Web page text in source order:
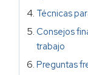
Técnicas
Consejos
trabajo
Preguntas